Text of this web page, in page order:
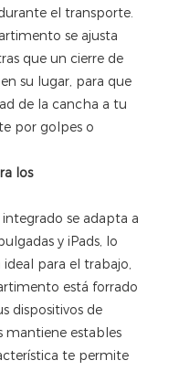
el transporte.
se ajusta
que un cierre de
su lugar, para que
de la cancha a tu
por golpes o
los
se adapta a
y iPads, lo
para el trabajo,
está forrado
dispositivos de
mantiene estables
te permite